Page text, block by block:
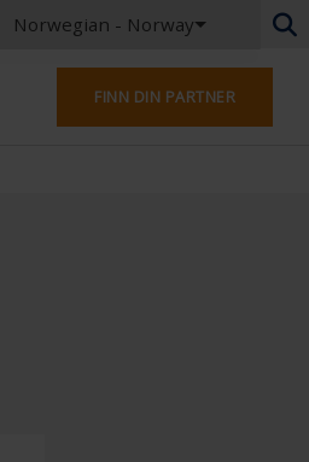
Norwegian - Norway
Nederlandsk - Belgia
Fransk - Belgia
Tysk - Tyskland
FINN DIN PARTNER